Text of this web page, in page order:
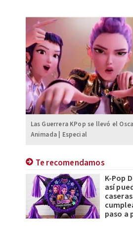
Las Guerrera KPop se llevó el
Animada | Especial
Te recomendamos
K-Pop
así
paso a